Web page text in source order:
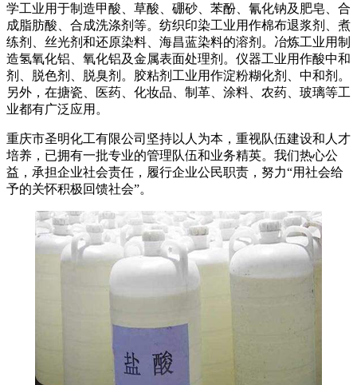
学工业用于制造甲酸、草酸、硼砂、苯酚、氰化钠及肥皂、合
成脂肪酸、合成洗涤剂等。纺织印染工业用作棉布退浆剂、煮
练剂、丝光剂和还原染料、海昌蓝染料的溶剂。冶炼工业用制
造氢氧化铝、氧化铝及金属表面处理剂。仪器工业用作酸中和
剂、脱色剂、脱臭剂。胶粘剂工业用作淀粉糊化剂、中和剂。
另外，在搪瓷、医药、化妆品、制革、涂料、农药、玻璃等工
业都有广泛应用。
重庆市圣明化工有限公司坚持以人为本，重视队伍建设和人才
培养，已拥有一批专业的管理队伍和业务精英。我们热心公
益，承担企业社会责任，履行企业公民职责，努力“用社会给
予的关怀积极回馈社会”。